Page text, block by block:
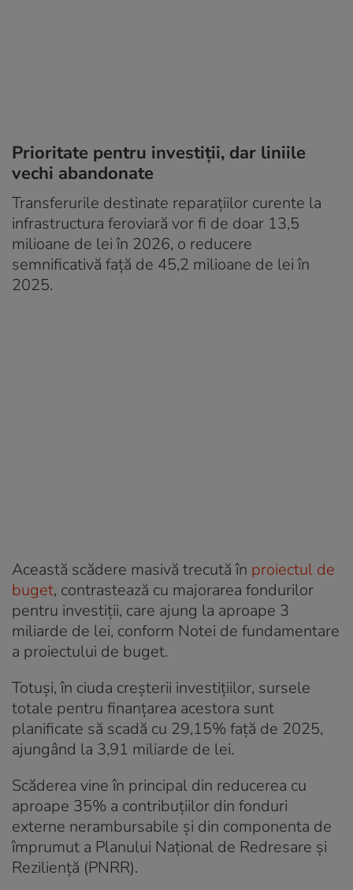
Prioritate pentru investiții, dar liniile
vechi abandonate
Transferurile destinate reparațiilor curente la
infrastructura feroviară vor fi de doar 13,5
milioane de lei în 2026, o reducere
semnificativă față de 45,2 milioane de lei în
2025.
Această scădere masivă trecută în proiectul de
buget, contrastează cu majorarea fondurilor
pentru investiții, care ajung la aproape 3
miliarde de lei, conform Notei de fundamentare
a proiectului de buget.
Totuși, în ciuda creșterii investițiilor, sursele
totale pentru finanțarea acestora sunt
planificate să scadă cu 29,15% față de 2025,
ajungând la 3,91 miliarde de lei.
Scăderea vine în principal din reducerea cu
aproape 35% a contribuțiilor din fonduri
externe nerambursabile și din componenta de
împrumut a Planului Național de Redresare și
Reziliență (PNRR).